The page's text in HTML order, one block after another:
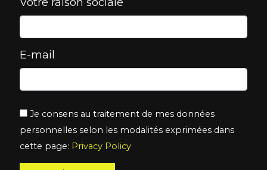
E-mail
Je consens au traitement de mes données
personnelles selon les modalités exprimées dans
cette page: Privacy Policy